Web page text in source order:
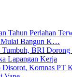
Tahun Perlahan
Mulai Bangun K…
Tumbuh, BRI
Lapangan Kerja
Komnas PT